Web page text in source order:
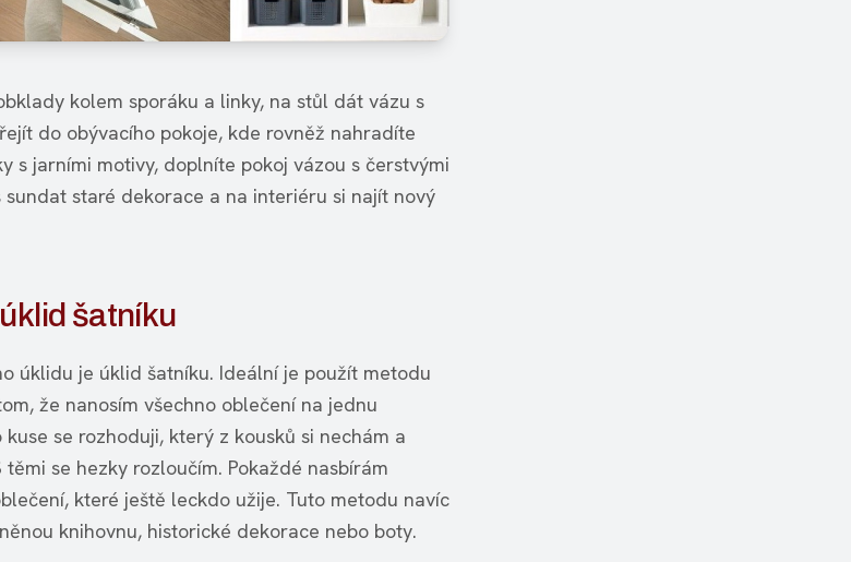
kolem sporáku a linky, na stůl dát vázu s
do obývacího pokoje, kde rovněž nahradíte
s jarními motivy, doplníte pokoj vázou s čerstvými
staré dekorace a na interiéru si najít nový
šatníku
úklidu je úklid šatníku. Ideální je použít metodu
že nanosím všechno oblečení na jednu
se rozhoduji, který z kousků si nechám a
se hezky rozloučím. Pokaždé nasbírám
které ještě leckdo užije. Tuto metodu navíc
knihovnu, historické dekorace nebo boty.